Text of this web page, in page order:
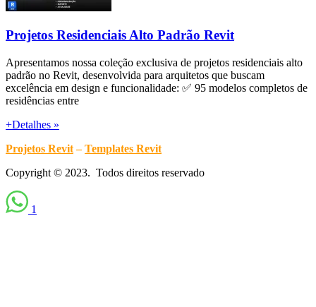
Projetos Residenciais Alto Padrão Revit
Apresentamos nossa coleção exclusiva de projetos residenciais alto
padrão no Revit, desenvolvida para arquitetos que buscam
excelência em design e funcionalidade: ✅ 95 modelos completos de
residências entre
+Detalhes »
Projetos Revit–Templates Revit
Copyright © 2023. Todos direitos reservado
1